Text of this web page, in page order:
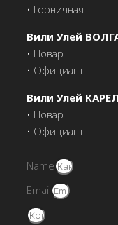
• Горничная
Вили Улей
• Повар
• Официант
Вили Улей
• Повар
• Официант
Name
Email